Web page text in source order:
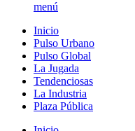
menú
Inicio
Pulso Urbano
Pulso Global
La Jugada
Tendenciosas
La Industria
Plaza Pública